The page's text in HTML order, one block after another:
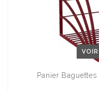
Panier Baguettes